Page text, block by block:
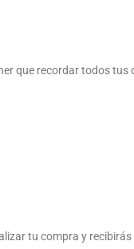
que recordar todos
tu compra y